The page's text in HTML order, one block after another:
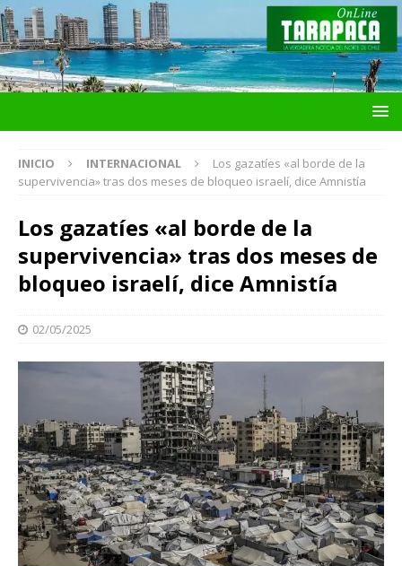
INICIO INTERNACIONAL
Los gazatíes «al borde de la
supervivencia» tras dos meses de bloqueo israelí, dice Amnistía
Los gazatíes «al borde de la
supervivencia» tras dos meses de
bloqueo israelí, dice Amnistía
02/05/2025